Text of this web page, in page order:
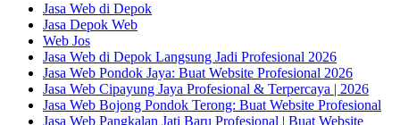
Jasa Web di Depok
Jasa Depok Web
Web Jos
Jasa Web di Depok Langsung Jadi Profesional 2026
Jasa Web Pondok Jaya: Buat Website Profesional 2026
Jasa Web Cipayung Jaya Profesional & Terpercaya | 2026
Jasa Web Bojong Pondok Terong: Buat Website Profesional
Jasa Web Pangkalan Jati Baru Profesional | Buat Website